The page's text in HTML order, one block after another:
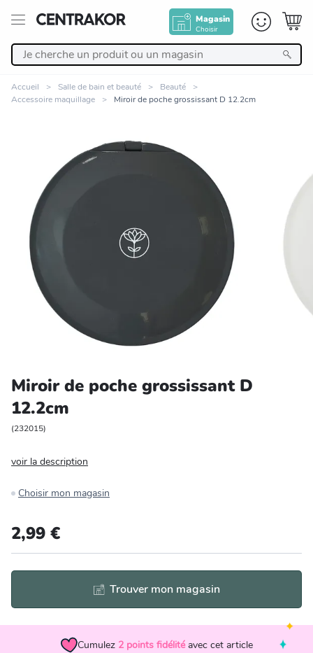
Magasin
Choisir
Décoration
Linge de maison
Salle de bain et beauté
Entretien et rangement
Animalerie
Accueil Salle de bain et beauté
Beauté
Accessoire maquillage
Miroir de poche grossissant D 12.2cm
Zoomer sur l'image
Miroir de poche grossissant D
12.2cm
(232015)
voir la description
Choisir mon magasin
2,99 €
Trouver mon magasin
Cumulez 2 points fidélité avec cet article